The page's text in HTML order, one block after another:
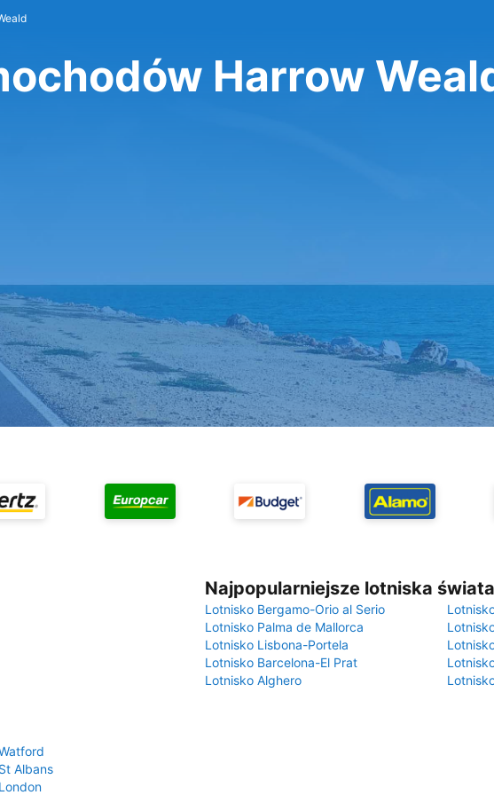
Harrow
Najpopularniejsze lotniska świata
Lotnisko Bergamo-Orio al Serio
Lotnisko Palma de Mallorca
Lotnisko Lisbona-Portela
Lotnisko Barcelona-El Prat
Lotnisko Alghero
Albans